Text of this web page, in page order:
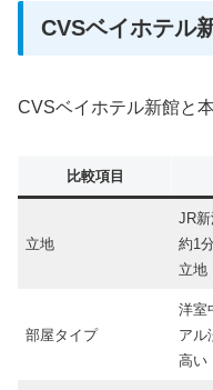
CVSベイホテル
CVSベイホテル新館と
比較項目
立地
JR
約1
立地
部屋タイプ
洋室
アル
高い